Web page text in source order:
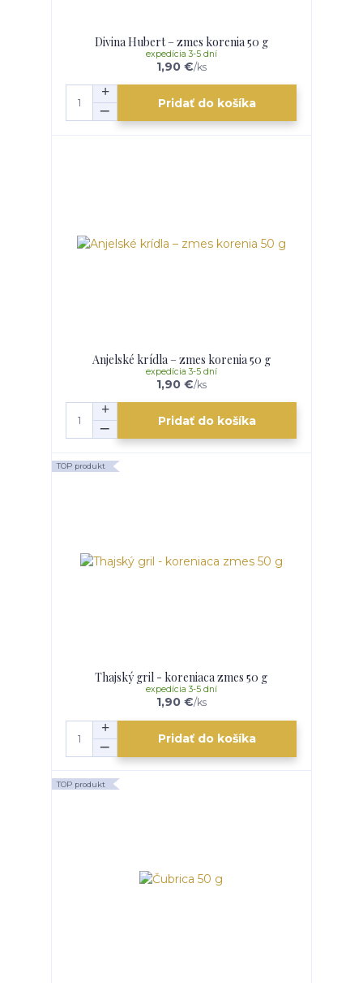
Divina Hubert – zmes korenia 50 g
1,90 €/ks
expedícia 3-5 dní
Pridať do košíka
Anjelské krídla – zmes korenia 50 g
1,90 €/ks
expedícia 3-5 dní
Pridať do košíka
TOP produkt
Thajský gril - koreniaca zmes 50 g
1,90 €/ks
expedícia 3-5 dní
Pridať do košíka
TOP produkt